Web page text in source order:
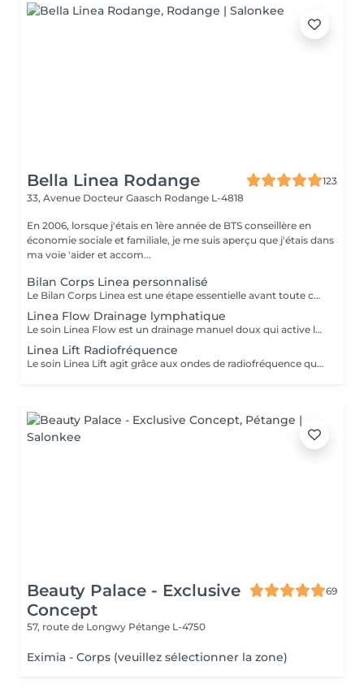
Bella Linea Rodange
123
33, Avenue Docteur Gaasch Rodange L-4818
En 2006, lorsque j'étais en 1ère année de BTS conseillère en
économie sociale et familiale, je me suis aperçu que j'étais dans
ma voie 'aider et accom...
Bilan Corps Linea personnalisé
Le Bilan Corps Linea est une étape essentielle avant toute cure minceur. Réalisé avec notre expertise, il permet d'analyser vos besoins, vos habitudes et vos objectifs afin de construire un programme parfaitement adapté à votre silhouette. Ce bilan personnalisé nous permet de vous orienter vers les soins les plus efficaces et de définir une stratégie minceur claire, avec un suivi précis. Vous bénéficiez ainsi d'un accompagnement sur mesure, pensé pour optimiser vos résultats et atteindre vos objectifs dans les meilleures conditions.
Linea Flow Drainage lymphatique
Le soin Linea Flow est un drainage manuel doux qui active la circulation lymphatique, favorise l'élimination des toxines et diminue la rétention d'eau. Il apporte une sensation immédiate de légèreté, affine la silhouette et améliore la qualité de la peau. Idéal en cure pour un effet détox et jambes légères.
Linea Lift Radiofréquence
Le soin Linea Lift agit grâce aux ondes de radiofréquence qui chauffent les tissus en profondeur. Cette stimulation relance la production de collagène et d'élastine, raffermit la peau et améliore son élasticité. Idéal pour lutter contre le relâchement cutané et redessiner les contours du corps, ce soin apporte un effet liftant progressif et naturel.
Beauty Palace - Exclusive
Concept
69
57, route de Longwy Pétange L-4750
Eximia - Corps (veuillez sélectionner la zone)